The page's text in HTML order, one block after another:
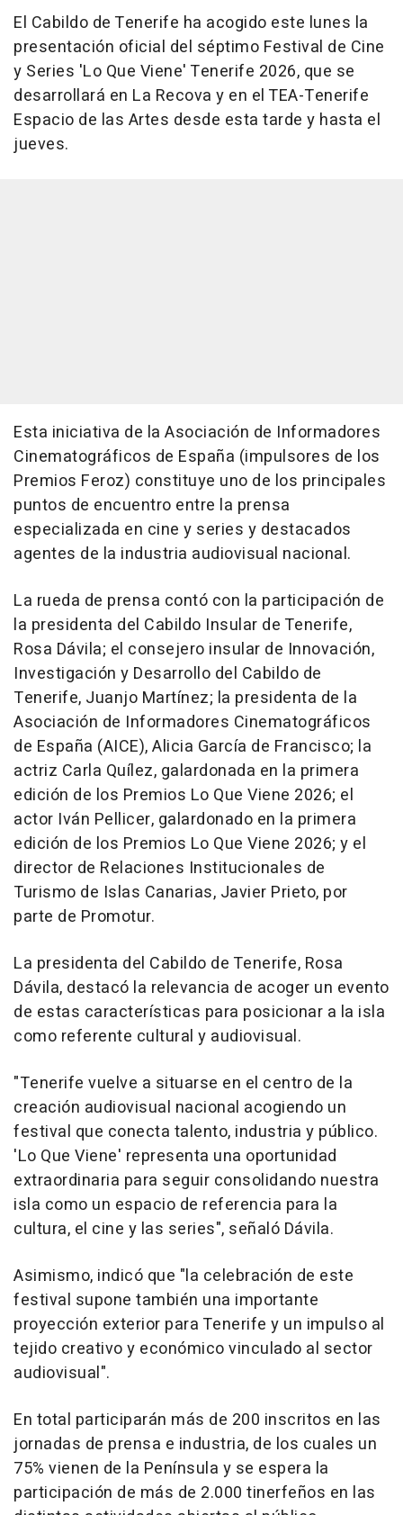
El Cabildo de Tenerife ha acogido este lunes la
presentación oficial del séptimo Festival de Cine
y Series 'Lo Que Viene' Tenerife 2026, que se
desarrollará en La Recova y en el TEA-Tenerife
Espacio de las Artes desde esta tarde y hasta el
jueves.
Esta iniciativa de la Asociación de Informadores
Cinematográficos de España (impulsores de los
Premios Feroz) constituye uno de los principales
puntos de encuentro entre la prensa
especializada en cine y series y destacados
agentes de la industria audiovisual nacional.
La rueda de prensa contó con la participación de
la presidenta del Cabildo Insular de Tenerife,
Rosa Dávila; el consejero insular de Innovación,
Investigación y Desarrollo del Cabildo de
Tenerife, Juanjo Martínez; la presidenta de la
Asociación de Informadores Cinematográficos
de España (AICE), Alicia García de Francisco; la
actriz Carla Quílez, galardonada en la primera
edición de los Premios Lo Que Viene 2026; el
actor Iván Pellicer, galardonado en la primera
edición de los Premios Lo Que Viene 2026; y el
director de Relaciones Institucionales de
Turismo de Islas Canarias, Javier Prieto, por
parte de Promotur.
La presidenta del Cabildo de Tenerife, Rosa
Dávila, destacó la relevancia de acoger un evento
de estas características para posicionar a la isla
como referente cultural y audiovisual.
"Tenerife vuelve a situarse en el centro de la
creación audiovisual nacional acogiendo un
festival que conecta talento, industria y público.
'Lo Que Viene' representa una oportunidad
extraordinaria para seguir consolidando nuestra
isla como un espacio de referencia para la
cultura, el cine y las series", señaló Dávila.
Asimismo, indicó que "la celebración de este
festival supone también una importante
proyección exterior para Tenerife y un impulso al
tejido creativo y económico vinculado al sector
audiovisual".
En total participarán más de 200 inscritos en las
jornadas de prensa e industria, de los cuales un
75% vienen de la Península y se espera la
participación de más de 2.000 tinerfeños en las